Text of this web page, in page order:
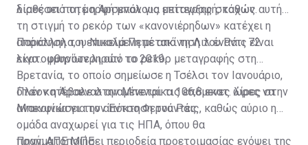
λίρες υπό τη μορφή μπόνους επίτευξης στόχων.
διαθέσει ποτέ η Άρσεναλ για μεταγραφή, καθώς αυτή
τη στιγμή το ρεκόρ των «κανονιέρηδων» κατέχει η
απόκτηση του Νικολά Πεπέ από τη Λιλ έναντι 72
εκατομμυρίων λιρών το 2019.
Παράλληλα, η επικείμενη μετακίνηση του Ράις είναι
λίγο... φθηνότερη από το ρεκόρ μεταγραφής στη
Βρετανία, το οποίο σημείωσε η Τσέλσι τον Ιανουάριο,
όταν κατέβαλε στην Μπενφίκα 106,8 εκατ. λίρες στην
Μπενφίκα για τον Έντσο Φερνάντες.
Πλέον η Άρσεναλ αναμένεται τις επόμενες ώρες να
ανακοινώσει την απόκτηση του Ράις, καθώς αύριο η
ομάδα αναχωρεί για τις ΗΠΑ, όπου θα
πραγματοποιήσει περιοδεία προετοιμασίας ενόψει της
Πηγή: ΑΠΕ ΜΠΕ